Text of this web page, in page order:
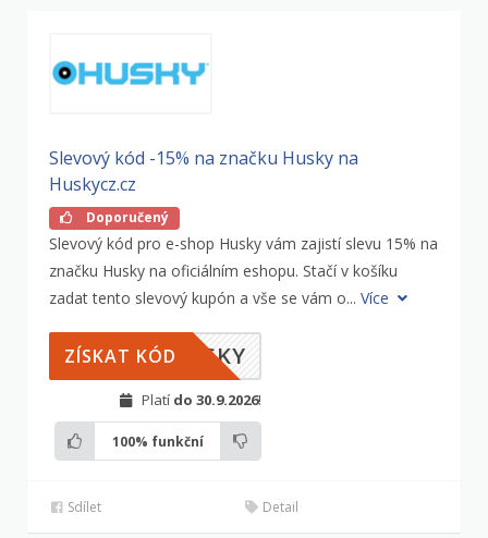
Slevový kód -15% na značku Husky na
Huskycz.cz
Doporučený
Slevový kód pro e-shop Husky vám zajistí slevu 15% na
značku Husky na oficiálním eshopu. Stačí v košíku
zadat tento slevový kupón a vše se vám o... Více
USKY
ZÍSKAT KÓD
Platí do 30.9.2026!
100% funkční
Sdílet Detail